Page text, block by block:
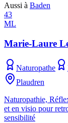
Aussi à Baden
43
ML
Marie-Laure
Naturopathe
Plaudren
Naturopathie,
et en visio pour
sensibilité